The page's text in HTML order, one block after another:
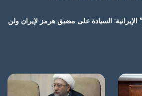
السيادة على مضيق هرمز لإيران ولن